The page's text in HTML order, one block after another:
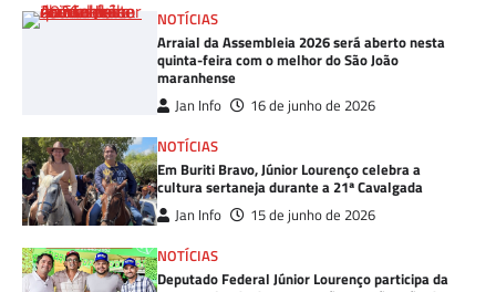
NOTÍCIAS
Arraial da Assembleia 2026 será aberto nesta
quinta-feira com o melhor do São João
maranhense
Jan Info
16 de junho de 2026
NOTÍCIAS
Em Buriti Bravo, Júnior Lourenço celebra a
cultura sertaneja durante a 21ª Cavalgada
Jan Info
15 de junho de 2026
NOTÍCIAS
Deputado Federal Júnior Lourenço participa da